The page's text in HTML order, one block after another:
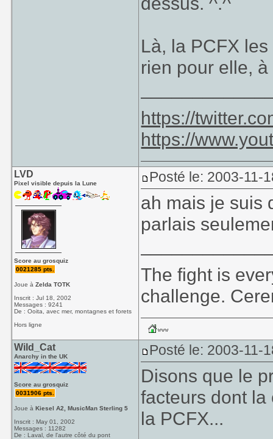
Là, la PCFX
rien pour elle,
https://
https://
LVD
Pixel visible depuis la Lune
Score au grosquiz
0021285 pts.
Joue àZelda TOTK
Inscrit : Jul 18, 2002
Messages : 9241
De : Ooita, avec mer, montagnes et forets
Hors ligne
Posté le: 2003-11-
ah mais je suis
parlais
The fight is
challenge.
Wild_Cat
Anarchy in the UK
Score au grosquiz
0031906 pts.
Joue àKiesel A2, MusicMan Sterling 5
Inscrit : May 01, 2002
Messages : 11282
De : Laval, de l'autre côté du pont
Posté le: 2003-11-
Disons que le
facteurs dont
la PCFX...